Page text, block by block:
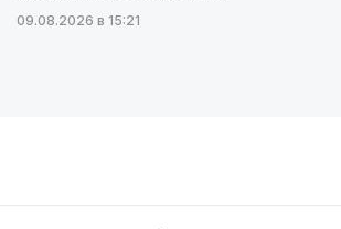
09.08.2026 в 15:21